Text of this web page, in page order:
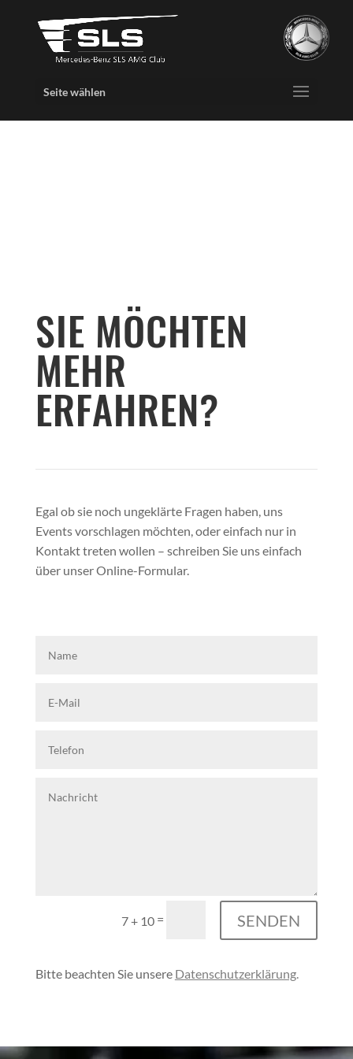
Seite wählen
SIE MÖCHTEN
MEHR
ERFAHREN?
Egal ob sie noch ungeklärte Fragen haben, uns
Events vorschlagen möchten, oder einfach nur in
Kontakt treten wollen – schreiben Sie uns einfach
über unser Online-Formular.
7 + 10 = SENDEN
Bitte beachten Sie unsere Datenschutzerklärung.